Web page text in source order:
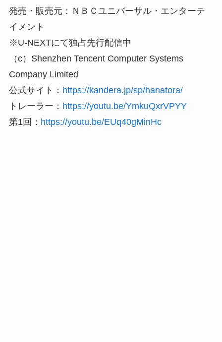
発売・販売元：ＮＢＣユニバーサル・エンターテ
イメント
※U-NEXTにて独占先行配信中
（c）Shenzhen Tencent Computer Systems
Company Limited
公式サイト： https://kandera.jp/sp/hanatora/
トレーラー： https://youtu.be/YmkuQxrVPYY
第1回： https://youtu.be/EUq40gMinHc